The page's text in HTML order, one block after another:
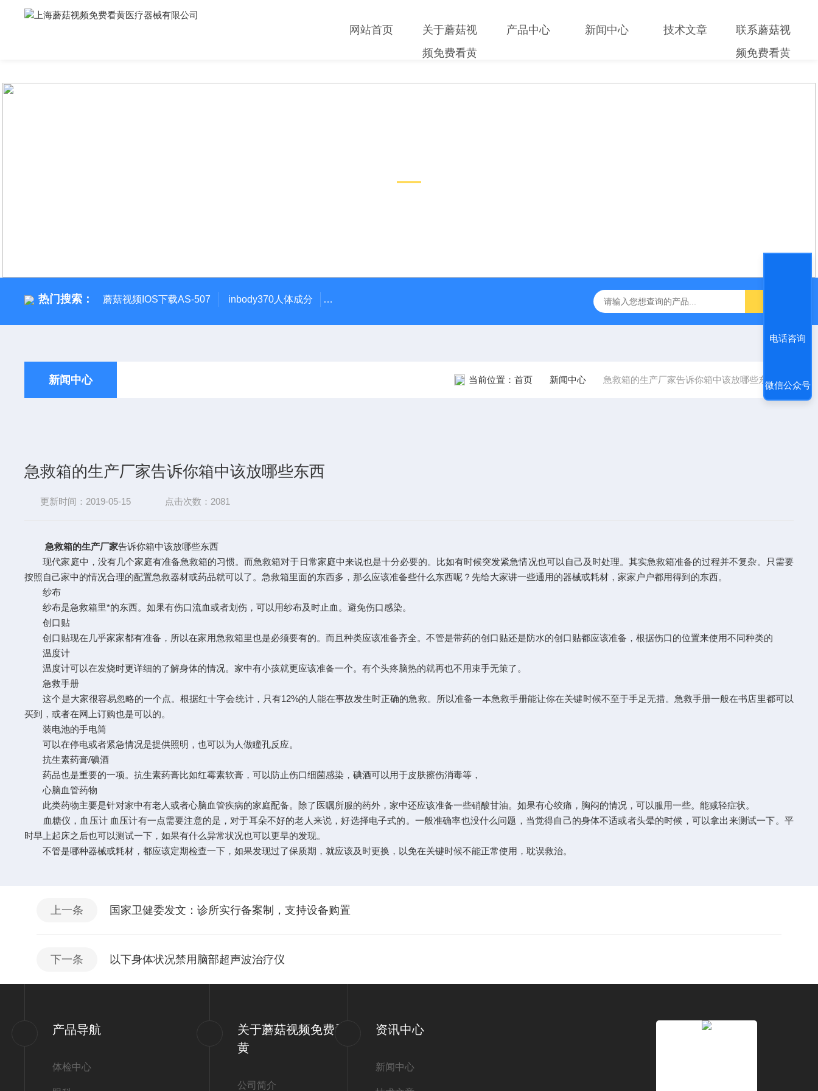
网站首页
关于蘑菇视
频免费看黄
产品中心 新闻中心 技术文章
联系蘑菇视
频免费看黄
热门搜索： 蘑菇视频IOS下载AS-507 inbody370人体成分 AR-1日本尼德克NIDEK ARK-1自动电脑验光仪 FT-1000非接触眼压计 inbody人体成分J30儿童型
新闻中心 当前位置： 首页 新闻中心 急救箱的生产厂家告诉你箱中该放哪些东西
急救箱的生产厂家告诉你箱中该放哪些东西
更新时间：2019-05-15 点击次数：2081
急救箱的生产厂家告诉你箱中该放哪些东西
现代家庭中，没有几个家庭有准备急救箱的习惯。而急救箱对于日常家庭中来说也是十分必要的。比如有时候突发紧急情况也可以自己及时处理。其实急救箱准备的过程并不复杂。只需要
按照自己家中的情况合理的配置急救器材或药品就可以了。急救箱里面的东西多，那么应该准备些什么东西呢？先给大家讲一些通用的器械或耗材，家家户户都用得到的东西。
纱布
纱布是急救箱里*的东西。如果有伤口流血或者划伤，可以用纱布及时止血。避免伤口感染。
创口贴
创口贴现在几乎家家都有准备，所以在家用急救箱里也是必须要有的。而且种类应该准备齐全。不管是带药的创口贴还是防水的创口贴都应该准备，根据伤口的位置来使用不同种类的
温度计
温度计可以在发烧时更详细的了解身体的情况。家中有小孩就更应该准备一个。有个头疼脑热的就再也不用束手无策了。
急救手册
这个是大家很容易忽略的一个点。根据红十字会统计，只有12%的人能在事故发生时正确的急救。所以准备一本急救手册能让你在关键时候不至于手足无措。急救手册一般在书店里都可以
买到，或者在网上订购也是可以的。
装电池的手电筒
可以在停电或者紧急情况是提供照明，也可以为人做瞳孔反应。
抗生素药膏/碘酒
药品也是重要的一项。抗生素药膏比如红霉素软膏，可以防止伤口细菌感染，碘酒可以用于皮肤擦伤消毒等，
心脑血管药物
此类药物主要是针对家中有老人或者心脑血管疾病的家庭配备。除了医嘱所服的药外，家中还应该准备一些硝酸甘油。如果有心绞痛，胸闷的情况，可以服用一些。能减轻症状。
血糖仪，血压计 血压计有一点需要注意的是，对于耳朵不好的老人来说，好选择电子式的。一般准确率也没什么问题，当觉得自己的身体不适或者头晕的时候，可以拿出来测试一下。平
时早上起床之后也可以测试一下，如果有什么异常状况也可以更早的发现。
不管是哪种器械或耗材，都应该定期检查一下，如果发现过了保质期，就应该及时更换，以免在关键时候不能正常使用，耽误救治。
上一条 国家卫健委发文：诊所实行备案制，支持设备购置
下一条 以下身体状况禁用脑部超声波治疗仪
产品导航
体检中心
关于蘑菇视频免费看
黄
公司简介
资讯中心
新闻中心
电话咨询
微信公众号